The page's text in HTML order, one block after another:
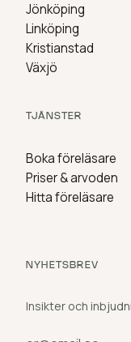
Jönköping
Linköping
Kristianstad
Växjö
TJÄNSTER
Boka föreläsare
Priser & arvoden
Hitta föreläsare
NYHETSBREV
Insikter och